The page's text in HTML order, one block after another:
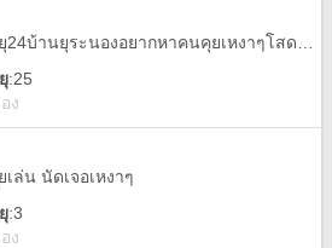
:25
ง
ล่น นัดเจอเหงาๆ
:3
ง